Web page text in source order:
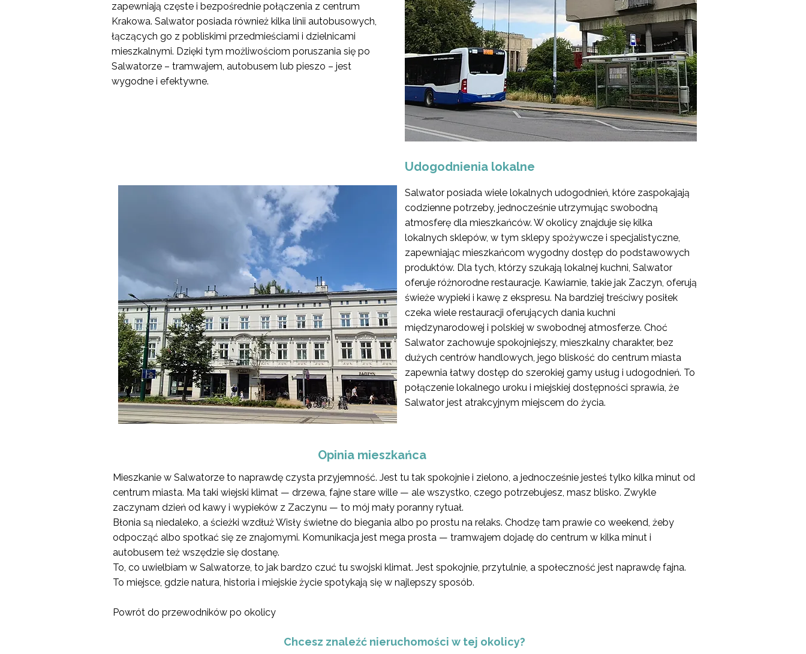
zapewniają częste i bezpośrednie połączenia z centrum
Krakowa. Salwator posiada również kilka linii autobusowych,
łączących go z pobliskimi przedmieściami i dzielnicami
mieszkalnymi. Dzięki tym możliwościom poruszania się po
Salwatorze – tramwajem, autobusem lub pieszo – jest
wygodne i efektywne.
Udogodnienia lokalne
Salwator posiada wiele lokalnych udogodnień, które zaspokajają
codzienne potrzeby, jednocześnie utrzymując swobodną
atmosferę dla mieszkańców. W okolicy znajduje się kilka
lokalnych sklepów, w tym sklepy spożywcze i specjalistyczne,
zapewniając mieszkańcom wygodny dostęp do podstawowych
produktów. Dla tych, którzy szukają lokalnej kuchni, Salwator
oferuje różnorodne restauracje. Kawiarnie, takie jak Zaczyn, oferują
świeże wypieki i kawę z ekspresu. Na bardziej treściwy posiłek
czeka wiele restauracji oferujących dania kuchni
międzynarodowej i polskiej w swobodnej atmosferze. Choć
Salwator zachowuje spokojniejszy, mieszkalny charakter, bez
dużych centrów handlowych, jego bliskość do centrum miasta
zapewnia łatwy dostęp do szerokiej gamy usług i udogodnień. To
połączenie lokalnego uroku i miejskiej dostępności sprawia, że
Salwator jest atrakcyjnym miejscem do życia.
Opinia mieszkańca
Mieszkanie w Salwatorze to naprawdę czysta przyjemność. Jest tu tak spokojnie i zielono, a jednocześnie jesteś tylko kilka minut od
centrum miasta. Ma taki wiejski klimat — drzewa, fajne stare wille — ale wszystko, czego potrzebujesz, masz blisko. Zwykle
zaczynam dzień od kawy i wypieków z Zaczynu — to mój mały poranny rytuał.
Błonia są niedaleko, a ścieżki wzdłuż Wisły świetne do biegania albo po prostu na relaks. Chodzę tam prawie co weekend, żeby
odpocząć albo spotkać się ze znajomymi. Komunikacja jest mega prosta — tramwajem dojadę do centrum w kilka minut i
autobusem też wszędzie się dostanę.
To, co uwielbiam w Salwatorze, to jak bardzo czuć tu swojski klimat. Jest spokojnie, przytulnie, a społeczność jest naprawdę fajna.
To miejsce, gdzie natura, historia i miejskie życie spotykają się w najlepszy sposób.
Powrót do przewodników po okolicy
Chcesz znaleźć nieruchomości w tej okolicy?